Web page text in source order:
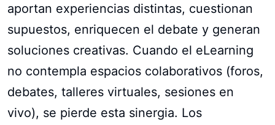
aportan experiencias distintas, cuestionan
supuestos, enriquecen el debate y generan
soluciones creativas. Cuando el eLearning
no contempla espacios colaborativos (foros,
debates, talleres virtuales, sesiones en
vivo), se pierde esta sinergia. Los